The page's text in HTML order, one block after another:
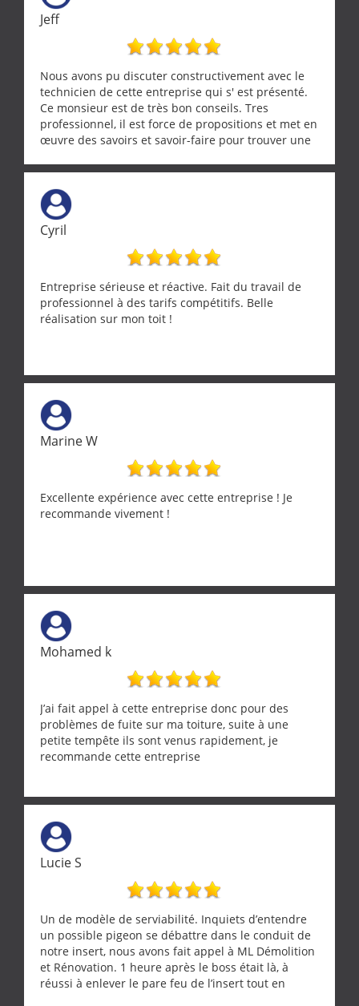
Jeff
Nous avons pu discuter constructivement avec le
technicien de cette entreprise qui s' est présenté.
Ce monsieur est de très bon conseils. Tres
professionnel, il est force de propositions et met en
œuvre des savoirs et savoir-faire pour trouver une
demande de l écoute et de la considération, ce qui
ne se trouve que chez les pationnés de leur métier.
Merci a ce monsieur pour sa disponibilité
Cyril
Entreprise sérieuse et réactive. Fait du travail de
professionnel à des tarifs compétitifs. Belle
réalisation sur mon toit !
Marine W
Excellente expérience avec cette entreprise ! Je
recommande vivement !
Mohamed k
J’ai fait appel à cette entreprise donc pour des
problèmes de fuite sur ma toiture, suite à une
petite tempête ils sont venus rapidement, je
recommande cette entreprise
Lucie S
Un de modèle de serviabilité. Inquiets d’entendre
un possible pigeon se débattre dans le conduit de
notre insert, nous avons fait appel à ML Démolition
et Rénovation. 1 heure après le boss était là, à
réussi à enlever le pare feu de l’insert tout en